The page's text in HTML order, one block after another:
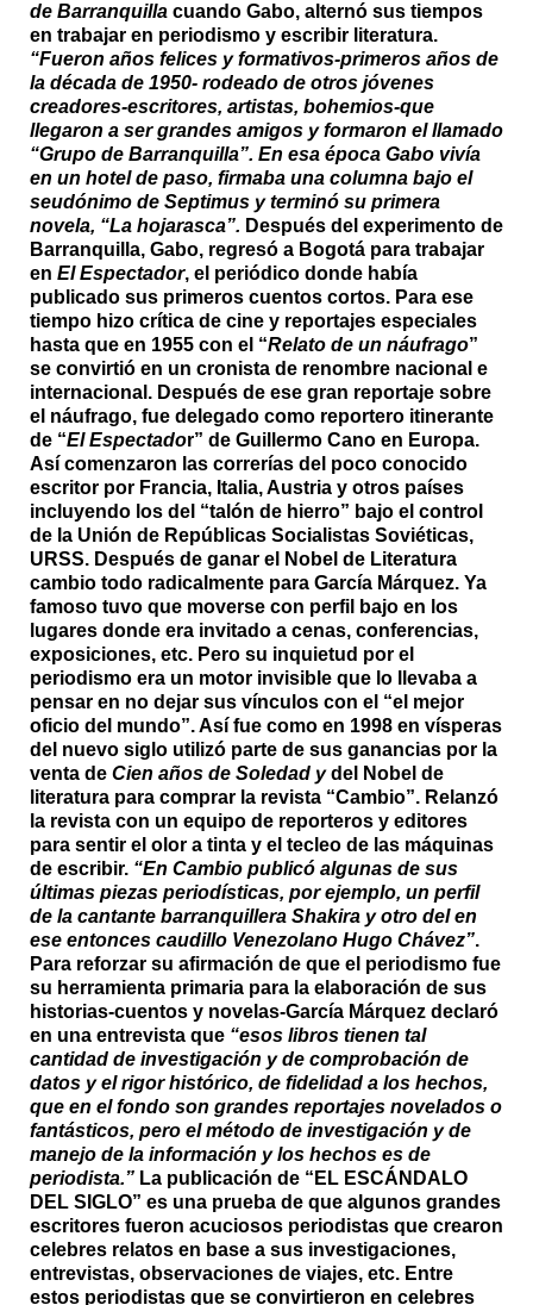
de Barranquilla cuando Gabo, alternó sus tiempos
en trabajar en periodismo y escribir literatura.
“Fueron años felices y formativos-primeros años de
la década de 1950- rodeado de otros jóvenes
creadores-escritores, artistas, bohemios-que
llegaron a ser grandes amigos y formaron el llamado
“Grupo de Barranquilla”. En esa época Gabo vivía
en un hotel de paso, firmaba una columna bajo el
seudónimo de Septimus y terminó su primera
novela, “La hojarasca”. Después del experimento de
Barranquilla, Gabo, regresó a Bogotá para trabajar
en El Espectador, el periódico donde había
publicado sus primeros cuentos cortos. Para ese
tiempo hizo crítica de cine y reportajes especiales
hasta que en 1955 con el “Relato de un náufrago”
se convirtió en un cronista de renombre nacional e
internacional. Después de ese gran reportaje sobre
el náufrago, fue delegado como reportero itinerante
de “El Espectador” de Guillermo Cano en Europa.
Así comenzaron las correrías del poco conocido
escritor por Francia, Italia, Austria y otros países
incluyendo los del “talón de hierro” bajo el control
de la Unión de Repúblicas Socialistas Soviéticas,
URSS. Después de ganar el Nobel de Literatura
cambio todo radicalmente para García Márquez. Ya
famoso tuvo que moverse con perfil bajo en los
lugares donde era invitado a cenas, conferencias,
exposiciones, etc. Pero su inquietud por el
periodismo era un motor invisible que lo llevaba a
pensar en no dejar sus vínculos con el “el mejor
oficio del mundo”. Así fue como en 1998 en vísperas
del nuevo siglo utilizó parte de sus ganancias por la
venta de Cien años de Soledad ydel Nobel de
literatura para comprar la revista “Cambio”. Relanzó
la revista con un equipo de reporteros y editores
para sentir el olor a tinta y el tecleo de las máquinas
de escribir. “En Cambio publicó algunas de sus
últimas piezas periodísticas, por ejemplo, un perfil
de la cantante barranquillera Shakira y otro del en
ese entonces caudillo Venezolano Hugo Chávez”.
Para reforzar su afirmación de que el periodismo fue
su herramienta primaria para la elaboración de sus
historias-cuentos y novelas-García Márquez declaró
en una entrevista que “esos libros tienen tal
cantidad de investigación y de comprobación de
datos y el rigor histórico, de fidelidad a los hechos,
que en el fondo son grandes reportajes novelados o
fantásticos, pero el método de investigación y de
manejo de la información y los hechos es de
periodista.” La publicación de “EL ESCÁNDALO
DEL SIGLO” es una prueba de que algunos grandes
escritores fueron acuciosos periodistas que crearon
celebres relatos en base a sus investigaciones,
entrevistas, observaciones de viajes, etc. Entre
estos periodistas que se convirtieron en celebres